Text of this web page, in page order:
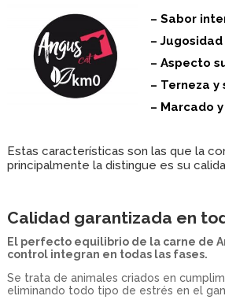
– Sabor
–
– Aspecto
– Terneza
– Marcado
Estas características son las que la
principalmente la distingue es su
Calidad garantizada en
El perfecto equilibrio de la carne de
control integran en todas las fases.
Se trata de animales criados en
eliminando todo tipo de estrés en el